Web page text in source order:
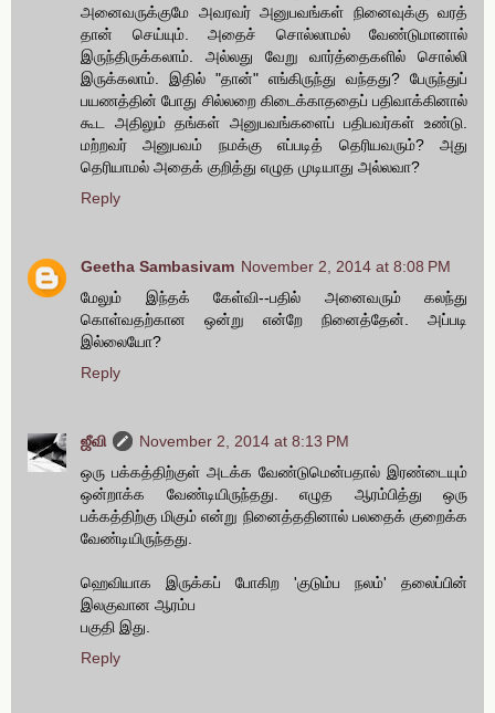
அனைவருக்குமே அவரவர் அனுபவங்கள் நினைவுக்கு வரத்
தான் செய்யும். அதைச் சொல்லாமல் வேண்டுமானால்
இருந்திருக்கலாம். அல்லது வேறு வார்த்தைகளில் சொல்லி
இருக்கலாம். இதில் "தான்" எங்கிருந்து வந்தது? பேருந்துப்
பயணத்தின் போது சில்லறை கிடைக்காததைப் பதிவாக்கினால்
கூட அதிலும் தங்கள் அனுபவங்களைப் பதிபவர்கள் உண்டு.
மற்றவர் அனுபவம் நமக்கு எப்படித் தெரியவரும்? அது
தெரியாமல் அதைக் குறித்து எழுத முடியாது அல்லவா?
Reply
Geetha Sambasivam November 2, 2014 at 8:08 PM
மேலும் இந்தக் கேள்வி--பதில் அனைவரும் கலந்து
கொள்வதற்கான ஒன்று என்றே நினைத்தேன். அப்படி
இல்லையோ?
Reply
ஜீவி
November 2, 2014 at 8:13 PM
ஒரு பக்கத்திற்குள் அடக்க வேண்டுமென்பதால் இரண்டையும்
ஒன்றாக்க வேண்டியிருந்தது. எழுத ஆரம்பித்து ஒரு
பக்கத்திற்கு மிகும் என்று நினைத்ததினால் பலதைக் குறைக்க
வேண்டியிருந்தது.
ஹெவியாக இருக்கப் போகிற 'குடும்ப நலம்' தலைப்பின்
இலகுவான ஆரம்ப
பகுதி இது.
Reply